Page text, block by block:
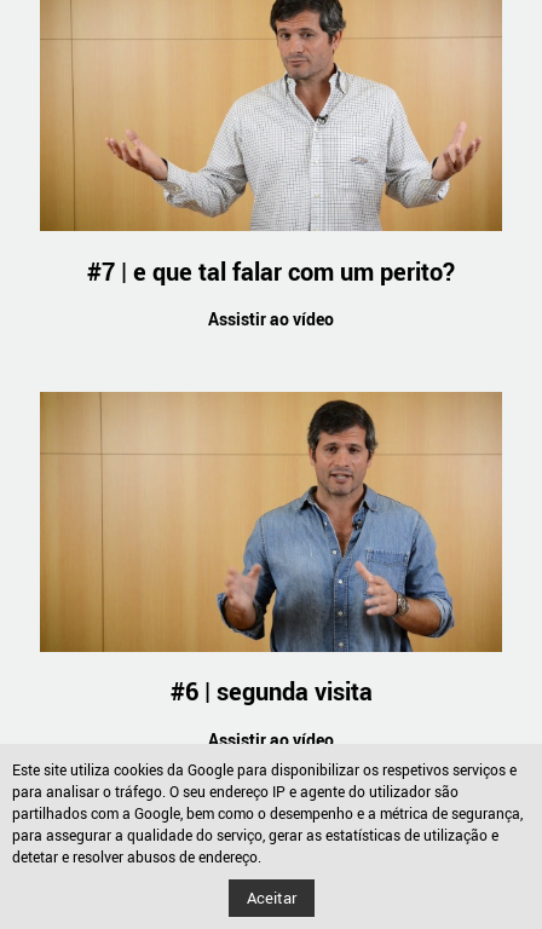
#7 | e que tal falar com um perito?
Assistir ao vídeo
#6 | segunda visita
Assistir ao vídeo
Este site utiliza cookies da Google para disponibilizar os respetivos serviços e
para analisar o tráfego. O seu endereço IP e agente do utilizador são
partilhados com a Google, bem como o desempenho e a métrica de segurança,
para assegurar a qualidade do serviço, gerar as estatísticas de utilização e
detetar e resolver abusos de endereço.
Aceitar